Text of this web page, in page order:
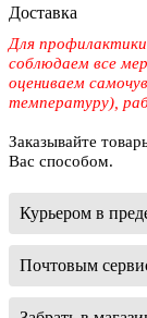
Доставка
Для
соблюдаем все
оцениваем
температуру),
Заказывайте
Вас способом.
Курьером в
Почтовым